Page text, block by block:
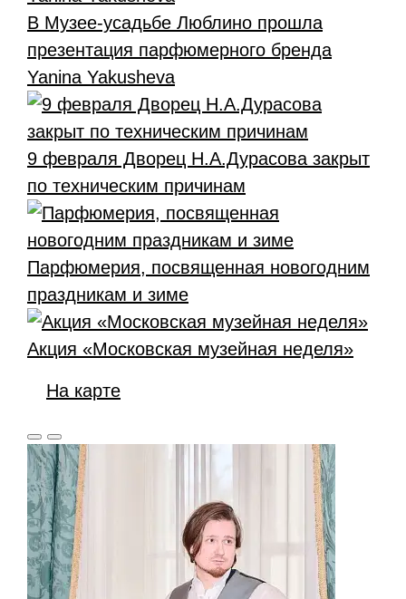
В Музее-усадьбе Люблино прошла
презентация парфюмерного бренда
Yanina Yakusheva
9 февраля Дворец Н.А.Дурасова закрыт
по техническим причинам
Парфюмерия, посвященная новогодним
праздникам и зиме
Акция «Московская музейная неделя»
На карте